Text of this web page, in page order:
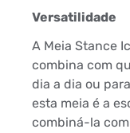
Versatilidade
A Meia Stance
combina com
dia a dia ou
esta meia é a
combiná-la